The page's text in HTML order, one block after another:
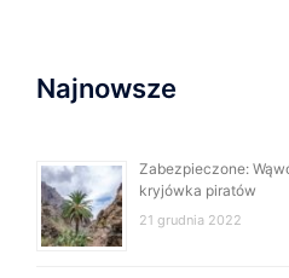
Najnowsze
Zabezpieczone:
kryjówka piratów
21 grudnia 2022